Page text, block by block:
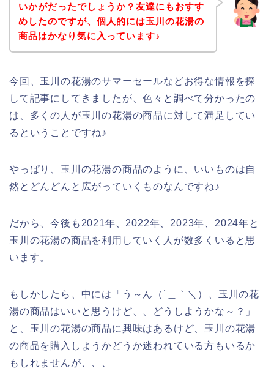
いかがだったでしょうか？友達にもおすす
めしたのですが、個人的には玉川の花湯の
商品はかなり気に入っています♪
今回、玉川の花湯のサマーセールなどお得な情報を探
して記事にしてきましたが、色々と調べて分かったの
は、多くの人が玉川の花湯の商品に対して満足してい
るということですね♪
やっぱり、玉川の花湯の商品のように、いいものは自
然とどんどんと広がっていくものなんですね♪
だから、今後も2021年、2022年、2023年、2024年と
玉川の花湯の商品を利用していく人が数多くいると思
います。
もしかしたら、中には「う～ん（´＿｀＼）、玉川の花
湯の商品はいいと思うけど、、どうしようかな～？」
と、玉川の花湯の商品に興味はあるけど、玉川の花湯
の商品を購入しようかどうか迷われている方もいるか
もしれませんが、、、